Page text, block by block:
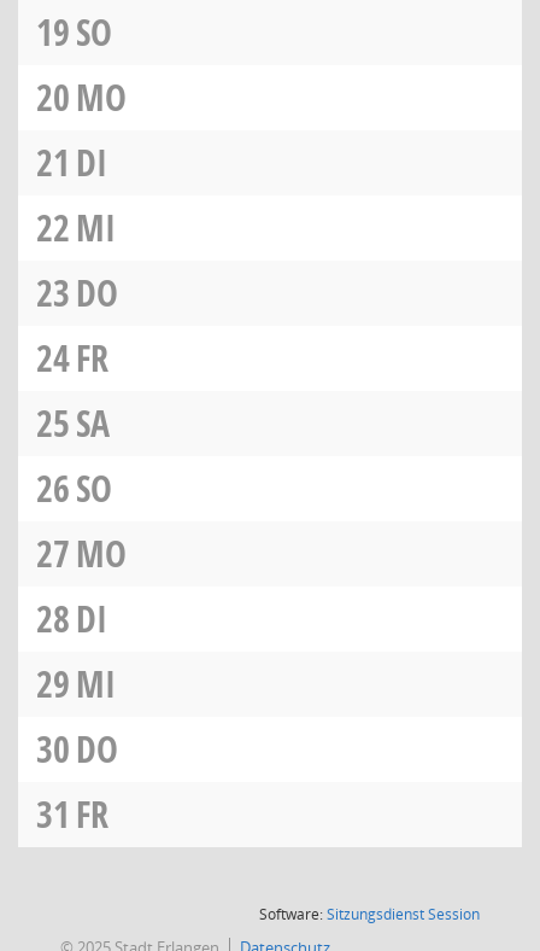
19SO
20MO
21 DI
22MI
23DO
24FR
25SA
26SO
27MO
28DI
29MI
30DO
31 FR
Software:SitzungsdienstSession(Wird in